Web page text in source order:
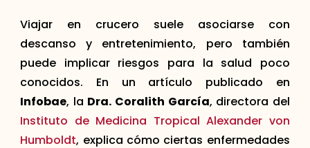
Viajar en crucero suele asociarse con
descanso y entretenimiento, pero también
puede implicar riesgos para la salud poco
conocidos. En un artículo publicado en
Infobae, la Dra. Coralith García, directora del
Instituto de Medicina Tropical Alexander von
Humboldt, explica cómo ciertas enfermedades